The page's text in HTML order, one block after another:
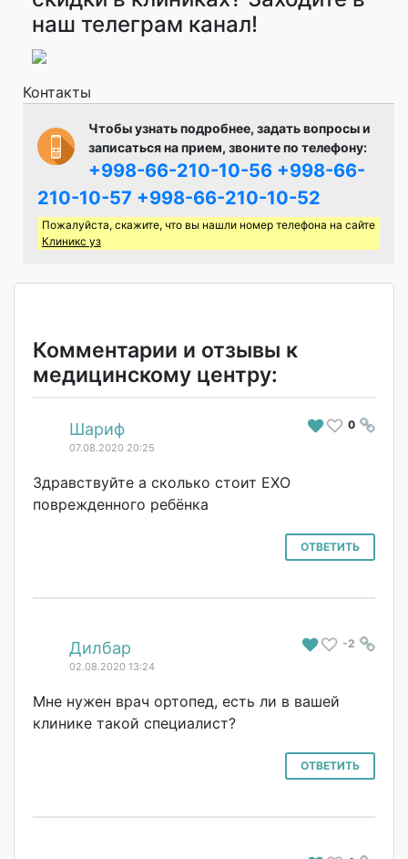
наш телеграм канал!
Контакты
Чтобы узнать подробнее, задать вопросы и
записаться на прием, звоните по телефону:
+998-66-210-10-56 +998-66-
210-10-57 +998-66-210-10-52
Пожалуйста, скажите, что вы нашли номер телефона на сайте
Клиникс уз
Комментарии и отзывы к
медицинскому центру:
# 0
Шариф
07.08.2020 20:25
Здравствуйте а сколько стоит ЕХО
поврежденного ребёнка
ОТВЕТИТЬ
# -2
Дилбар
02.08.2020 13:24
Мне нужен врач ортопед, есть ли в вашей
клинике такой специалист?
ОТВЕТИТЬ